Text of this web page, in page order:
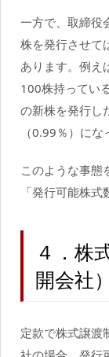
一方で、取締役
株を発行させて
あります。例え
100株持ってい
の新株を発行し
（0.99％）にな
このような事態
「発行可能株
４．株
開会社
定款で株式譲渡